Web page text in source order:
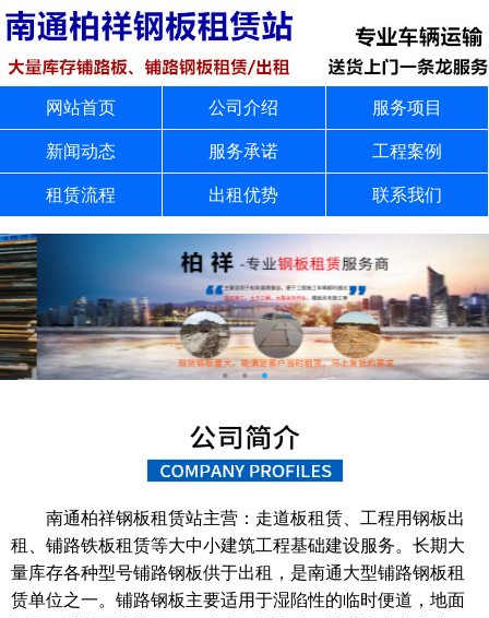
网站首页 公司介绍 服务项目
新闻动态 服务承诺 工程案例
租赁流程 出租优势 联系我们
南通柏祥钢板租赁站主营：走道板租赁、工程用钢板出
租、铺路铁板租赁等大中小建筑工程基础建设服务。长期大
量库存各种型号铺路钢板供于出租，是南通大型铺路钢板租
赁单位之一。铺路钢板主要适用于湿陷性的临时便道，地面